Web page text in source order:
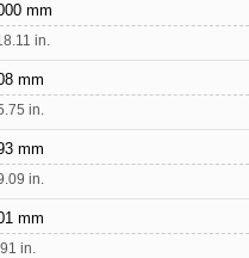
mm
in.
mm
in.
mm
in.
mm
in.